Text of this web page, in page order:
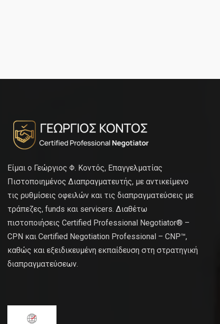
Είμαι ο Γεώργιος Φ. Κοντός, Επαγγελματίας
Πιστοποιημένος Διαπραγματευτής, με αντικείμενο
τις ρυθμίσεις οφειλών και τις διαπραγματεύσεις με
τράπεζες, funds και servicers. Διαθέτω
πιστοποιήσεις Certified Professional Negotiator® –
CPN και Certified Negotiation Professional – CNP™,
καθώς και εξειδικευμένη εκπαίδευση στη στρατηγική
διαπραγματεύσεων.